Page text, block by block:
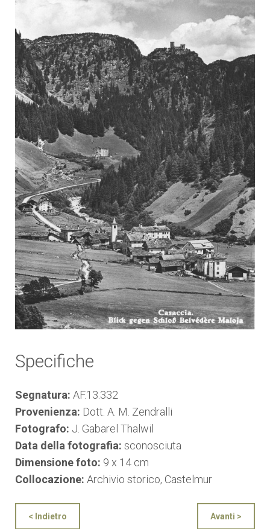
Specifiche
Segnatura: AF.13.332
Provenienza: Dott. A. M. Zendralli
Fotografo: J. Gabarel Thalwil
Data della fotografia: sconosciuta
Dimensione foto: 9 x 14 cm
Collocazione: Archivio storico, Castelmur
< Indietro Avanti >